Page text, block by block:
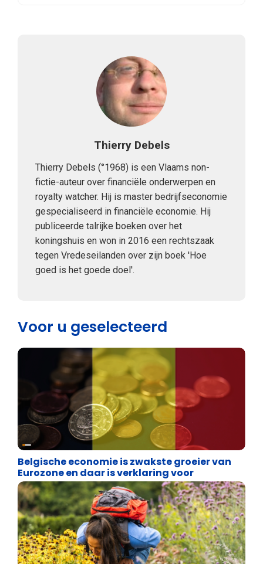
Thierry Debels
Thierry Debels (°1968) is een Vlaams non-
fictie-auteur over financiële onderwerpen en
royalty watcher. Hij is master bedrijfseconomie
gespecialiseerd in financiële economie. Hij
publiceerde talrijke boeken over het
koningshuis en won in 2016 een rechtszaak
tegen Vredeseilanden over zijn boek 'Hoe
goed is het goede doel'.
Voor u geselecteerd
Binnenland politiek
Belgische economie is zwakste groeier van
Eurozone en daar is verklaring voor